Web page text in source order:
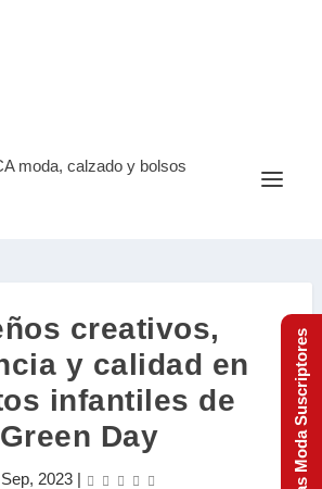
creativos,
y calidad en
infantiles de
Green Day
Sep, 2023|